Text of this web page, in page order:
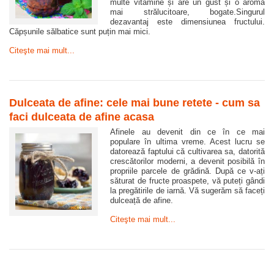
multe vitamine și are un gust și o aromă
mai strălucitoare, bogate.Singurul
dezavantaj este dimensiunea fructului.
Căpșunile sălbatice sunt puțin mai mici.
Citeşte mai mult...
Dulceata de afine: cele mai bune retete - cum sa
faci dulceata de afine acasa
Afinele au devenit din ce în ce mai
populare în ultima vreme. Acest lucru se
datorează faptului că cultivarea sa, datorită
crescătorilor moderni, a devenit posibilă în
propriile parcele de grădină. După ce v-ați
săturat de fructe proaspete, vă puteți gândi
la pregătirile de iarnă. Vă sugerăm să faceți
dulceață de afine.
Citeşte mai mult...